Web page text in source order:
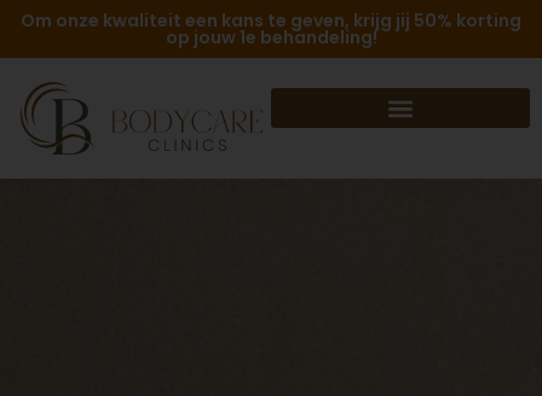
Om onze kwaliteit een kans te geven, krijg jij 50% korting
op jouw 1e behandeling!